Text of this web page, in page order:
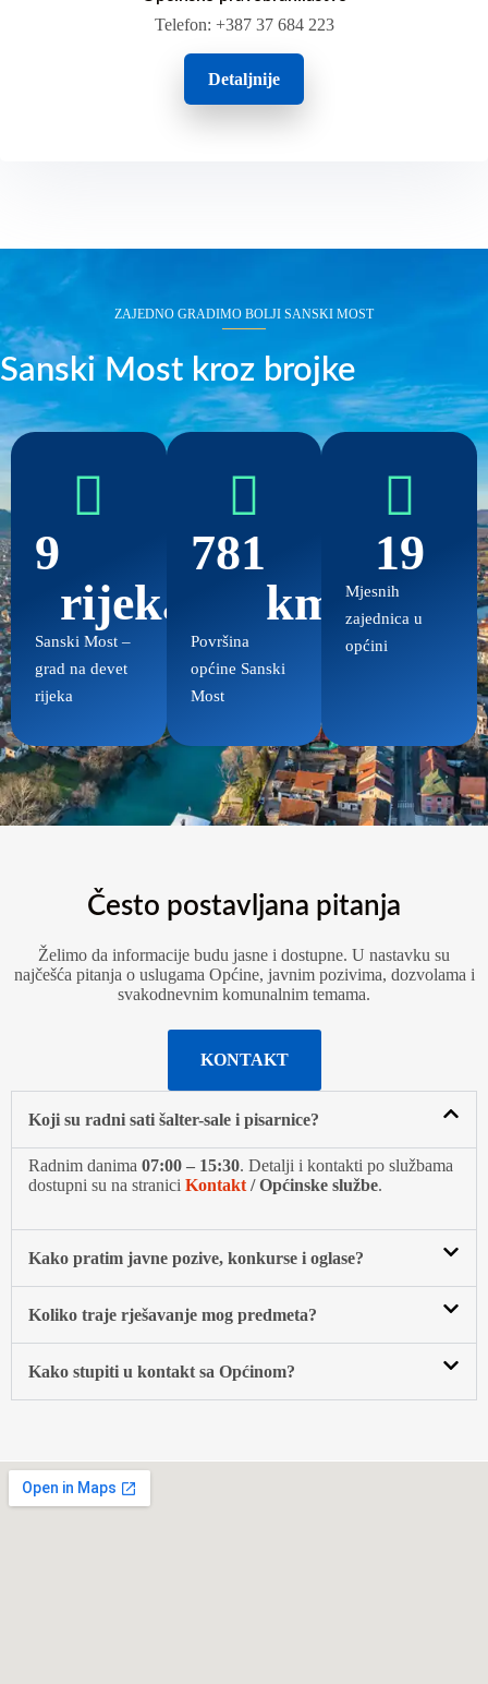
Telefon: +387 37 684 223
Detaljnije
ZAJEDNO GRADIMO BOLJI SANSKI MOST
Sanski Most kroz brojke
Sanski Most –
grad na devet
rijeka
9
rijeka
Površina
općine Sanski
Most
781
km²Mjesnih
zajednica u
općini
19
Često postavljana pitanja
Želimo da informacije budu jasne i dostupne. U nastavku su
najčešća pitanja o uslugama Općine, javnim pozivima, dozvolama i
svakodnevnim komunalnim temama.
KONTAKT
Koji su radni sati šalter-sale i pisarnice?
Radnim danima 07:00 – 15:30. Detalji i kontakti po službama
dostupni su na stranici Kontakt / Općinske službe.
Kako pratim javne pozive, konkurse i oglasе?
Koliko traje rješavanje mog predmeta?
Kako stupiti u kontakt sa Općinom?